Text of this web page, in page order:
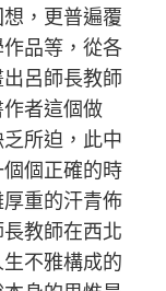
，更普遍覆
品等，從各
呂師長教師
者這個做
所迫，此中
個正確的時
重的汗青佈
教師在西北
不雅構成的